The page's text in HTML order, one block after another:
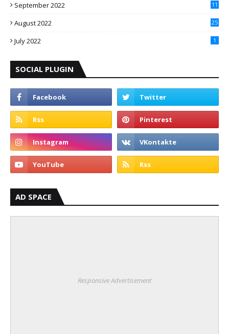
September 2022 11
August 2022 25
July 2022 1
SOCIAL PLUGIN
AD SPACE
Responsive Advertisement